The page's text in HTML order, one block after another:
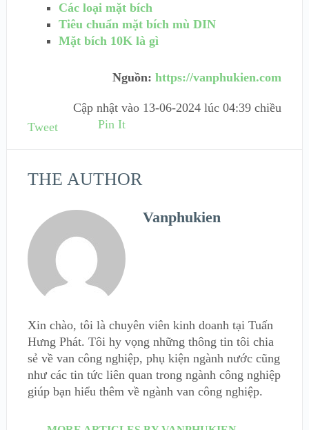
Các loại mặt bích
Tiêu chuẩn mặt bích mù DIN
Mặt bích 10K là gì
Nguồn:https://vanphukien.com
Cập nhật vào 13-06-2024 lúc 04:39 chiều
Tweet
Pin It
THE AUTHOR
Vanphukien
Xin chào, tôi là chuyên viên kinh doanh tại Tuấn
Hưng Phát. Tôi hy vọng những thông tin tôi chia
sẻ về van công nghiệp, phụ kiện ngành nước cũng
như các tin tức liên quan trong ngành công nghiệp
giúp bạn hiểu thêm về ngành van công nghiệp.